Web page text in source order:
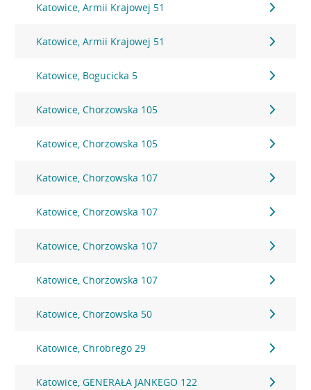
Katowice, Armii Krajowej 51
Katowice, Armii Krajowej 51
Katowice, Bogucicka 5
Katowice, Chorzowska 105
Katowice, Chorzowska 105
Katowice, Chorzowska 107
Katowice, Chorzowska 107
Katowice, Chorzowska 107
Katowice, Chorzowska 107
Katowice, Chorzowska 50
Katowice, Chrobrego 29
Katowice, GENERAŁA JANKEGO 122